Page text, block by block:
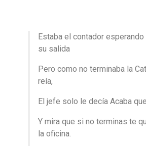
Estaba el contador esperando
su salida
Pero como no terminaba la
reía,
El jefe solo le decía Acaba
Y mira que si no terminas te
la oficina.